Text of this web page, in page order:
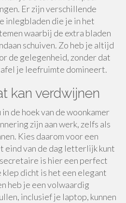
Er zijn verschillende
inlegbladen die je in het
waarbij de extra bladen
schuiven. Zo heb je altijd
de gelegenheid, zonder dat
je leefruimte domineert.
kan verdwijnen
de hoek van de woonkamer
zijn aan werk, zelfs als
Kies daarom voor een
eind van de dag letterlijk kunt
secretaire is hier een perfect
dicht is het een elegant
heb je een volwaardig
inclusief je laptop, kunnen